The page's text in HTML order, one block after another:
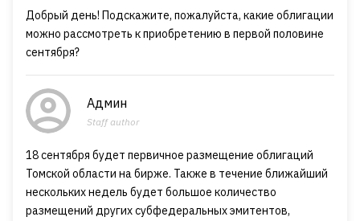
Добрый день! Подскажите, пожалуйста, какие облигации
можно рассмотреть к приобретению в первой половине
сентября?
Админ
Staff author
18 сентября будет первичное размещение облигаций
Томской области на бирже. Также в течение ближайший
нескольких недель будет большое количество
размещений других субфедеральных эмитентов,